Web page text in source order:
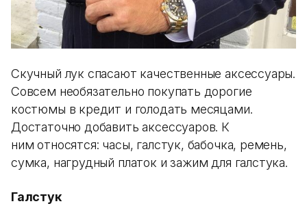
Скучный лук спасают качественные аксессуары.
Совсем необязательно покупать дорогие
костюмы в кредит и голодать месяцами.
Достаточно добавить аксессуаров. К
ним относятся: часы, галстук, бабочка, ремень,
сумка, нагрудный платок и зажим для галстука.
Галстук